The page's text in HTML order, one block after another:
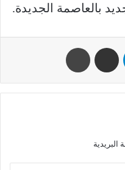
بالعاصمة الجديدة.
البريدية